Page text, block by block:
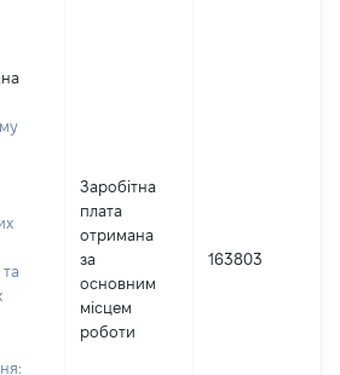
Заробітна
плата
отримана
за
основним
місцем
роботи
163803